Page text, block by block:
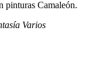
pinturas Camaleón.
Varios